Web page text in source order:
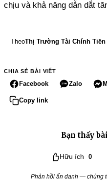
chịu và khả năng dẫn dắt
TheoThị Trường Tài Chính Tiền
CHIA SẺ BÀI VIẾT
Facebook Zalo
Copy link
Bạn thấy
Hữu ích 0
Phản hồi ẩn danh — chúng